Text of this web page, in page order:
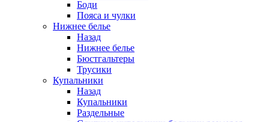
Боди
Пояса и чулки
Нижнее белье
Назад
Нижнее белье
Бюстгальтеры
Трусики
Купальники
Назад
Купальники
Раздельные